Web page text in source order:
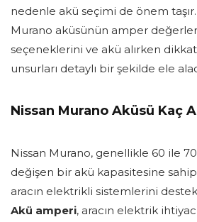
nedenle akü seçimi de önem taşır.
Murano aküsünün amper
seçeneklerini ve akü alırken
unsurları detaylı bir şekilde ele
Nissan Murano Aküsü Kaç
Nissan Murano, genellikle 60 ile
değişen bir akü kapasitesine
aracın elektrikli sistemlerini
Akü amperi, aracın elektrik